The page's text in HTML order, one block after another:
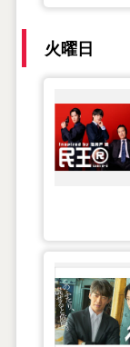
火曜日